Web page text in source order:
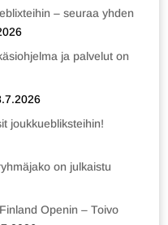
– seuraa yhden
ja palvelut on
joukkuebliksteihin!
on julkaistu
Openin – Toivo